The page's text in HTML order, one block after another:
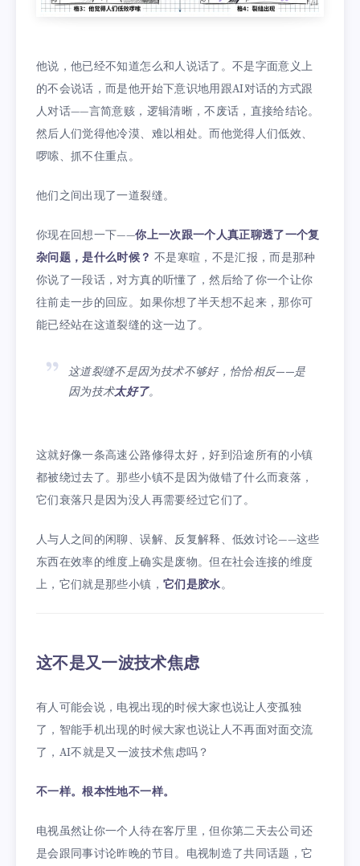
他说，他已经不知道怎么和人说话了。不是字面意义上
的不会说话，而是他开始下意识地用跟AI对话的方式跟
人对话——言简意赅，逻辑清晰，不废话，直接给结论。
然后人们觉得他冷漠、难以相处。而他觉得人们低效、
啰嗦、抓不住重点。
他们之间出现了一道裂缝。
你现在回想一下——你上一次跟一个人真正聊透了一个复
杂问题，是什么时候？ 不是寒暄，不是汇报，而是那种
你说了一段话，对方真的听懂了，然后给了你一个让你
往前走一步的回应。如果你想了半天想不起来，那你可
能已经站在这道裂缝的这一边了。
这道裂缝不是因为技术不够好，恰恰相反——是
因为技术太好了。
这就好像一条高速公路修得太好，好到沿途所有的小镇
都被绕过去了。那些小镇不是因为做错了什么而衰落，
它们衰落只是因为没人再需要经过它们了。
人与人之间的闲聊、误解、反复解释、低效讨论——这些
东西在效率的维度上确实是废物。但在社会连接的维度
上，它们就是那些小镇， 它们是胶水。
这不是又一波技术焦虑
有人可能会说，电视出现的时候大家也说让人变孤独
了，智能手机出现的时候大家也说让人不再面对面交流
了，AI不就是又一波技术焦虑吗？
不一样。根本性地不一样。
电视虽然让你一个人待在客厅里，但你第二天去公司还
是会跟同事讨论昨晚的节目。电视制造了共同话题，它